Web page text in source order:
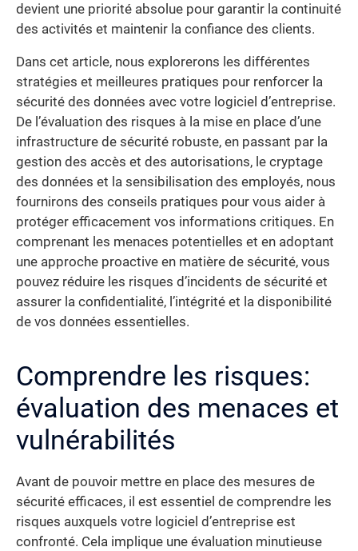
devient une priorité absolue pour garantir la continuité
des activités et maintenir la confiance des clients.
Dans cet article, nous explorerons les différentes
stratégies et meilleures pratiques pour renforcer la
sécurité des données avec votre logiciel d’entreprise.
De l’évaluation des risques à la mise en place d’une
infrastructure de sécurité robuste, en passant par la
gestion des accès et des autorisations, le cryptage
des données et la sensibilisation des employés, nous
fournirons des conseils pratiques pour vous aider à
protéger efficacement vos informations critiques. En
comprenant les menaces potentielles et en adoptant
une approche proactive en matière de sécurité, vous
pouvez réduire les risques d’incidents de sécurité et
assurer la confidentialité, l’intégrité et la disponibilité
de vos données essentielles.
Comprendre les risques:
évaluation des menaces et
vulnérabilités
Avant de pouvoir mettre en place des mesures de
sécurité efficaces, il est essentiel de comprendre les
risques auxquels votre logiciel d’entreprise est
confronté. Cela implique une évaluation minutieuse